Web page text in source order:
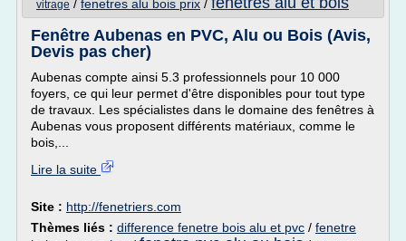
vitrage / fenetres alu bois prix /
Fenêtre Aubenas en PVC, Alu ou Bois (Avis,
Devis pas cher)
Aubenas compte ainsi 5.3 professionnels pour 10 000
foyers, ce qui leur permet d'être disponibles pour tout type
de travaux. Les spécialistes dans le domaine des fenêtres à
Aubenas vous proposent différents matériaux, comme le
bois,...
Lire la suite
Site : http://fenetriers.com
Thèmes liés : difference fenetre bois alu et pvc / fenetre